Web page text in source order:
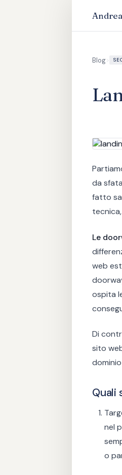
Blog>
da
fatto
Le
web
ospita
Di
sito
Quali
nel
o